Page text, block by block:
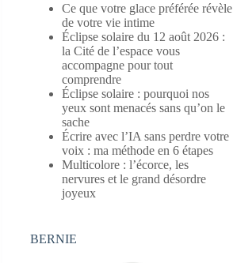
Ce que votre glace préférée révèle
de votre vie intime
Éclipse solaire du 12 août 2026 :
la Cité de l’espace vous
accompagne pour tout
comprendre
Éclipse solaire : pourquoi nos
yeux sont menacés sans qu’on le
sache
Écrire avec l’IA sans perdre votre
voix : ma méthode en 6 étapes
Multicolore : l’écorce, les
nervures et le grand désordre
joyeux
BERNIE